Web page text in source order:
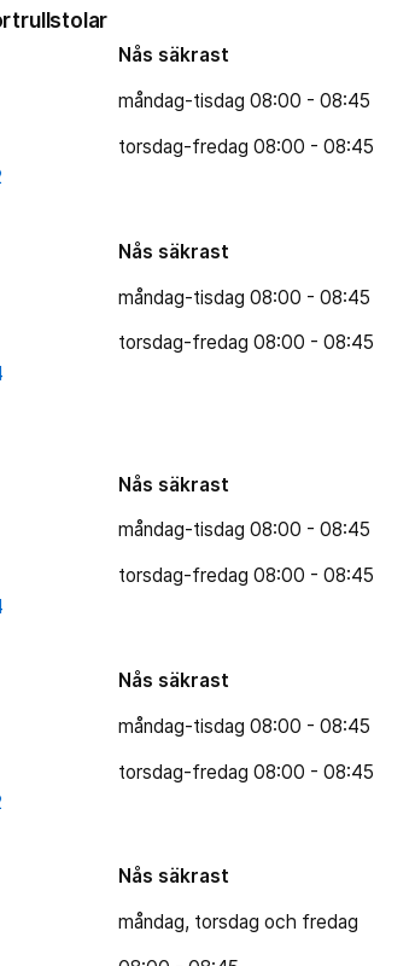
Nås säkrast
måndag-tisdag 08:00 - 08:45
torsdag-fredag 08:00 - 08:45
Nås säkrast
måndag-tisdag 08:00 - 08:45
torsdag-fredag 08:00 - 08:45
Nås säkrast
måndag-tisdag 08:00 - 08:45
torsdag-fredag 08:00 - 08:45
Nås säkrast
måndag-tisdag 08:00 - 08:45
torsdag-fredag 08:00 - 08:45
Nås säkrast
måndag, torsdag och fredag